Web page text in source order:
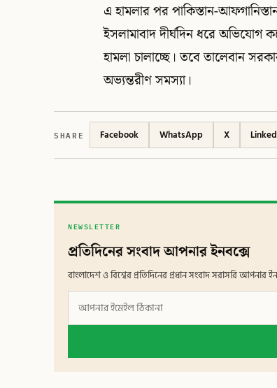
এ হামলার পর পাকিস্তান-
ইসলামাবাদ দীর্ঘদিন ধরে অভিযোগ
হামলা চালাচ্ছে। তবে তালেবান
অভ্যন্তরীণ সমস্যা।
SHARE Facebook WhatsApp X
NEWSLETTER
প্রতিদিনের সংবাদ আপনার ইনবক্সে
বাংলাদেশ ও বিশ্বের প্রতিদিনের প্রধান সংবাদ সরাসরি